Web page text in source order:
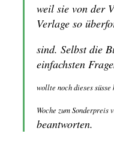
weil sie von der
Verlage so
sind. Selbst die
einfachsten
wollte noch dieses
Woche zum Sonderpreis
beantworten.